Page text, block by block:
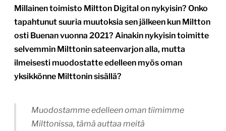
Millainen toimisto Miltton Digital on nykyisin? Onko
tapahtunut suuria muutoksia sen jälkeen kun Miltton
osti Buenan vuonna 2021? Ainakin nykyisin toimitte
selvemmin Milttonin sateenvarjon alla, mutta
ilmeisesti muodostatte edelleen myös oman
yksikkönne Milttonin sisällä?
Muodostamme edelleen oman tiimimme
Milttonissa, tämä auttaa meitä